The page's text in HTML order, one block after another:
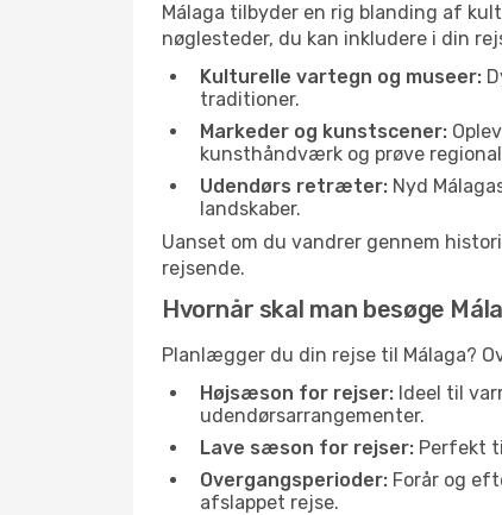
Málaga tilbyder en rig blanding af
nøglesteder, du kan inkludere i din
Kulturelle vartegn og museer:
traditioner.
Markeder og kunstscener:
kunsthåndværk og prøve
Udendørs retræter: Nyd
landskaber.
Uanset om du vandrer gennem
rejsende.
Hvornår skal man besøge
Planlægger du din rejse til Málaga?
Højsæson for rejser: Ideel til
udendørsarrangementer.
Lave sæson for rejser: Perfekt
Overgangsperioder: Forår og
afslappet rejse.